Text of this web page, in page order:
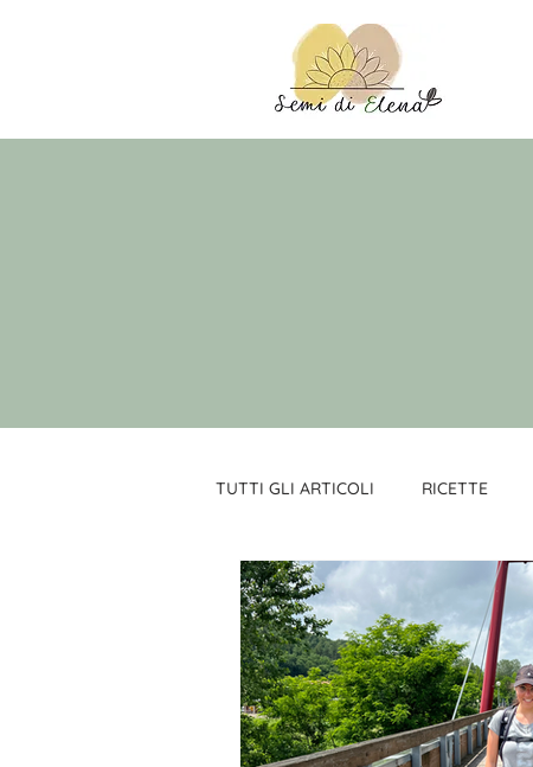
TUTTI GLI ARTICOLI RICETTE
CICLICITA'